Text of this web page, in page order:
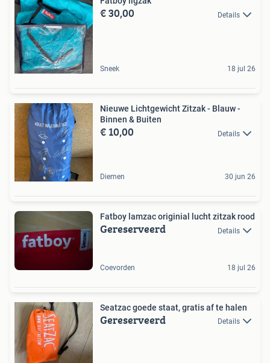
€ 30,00 Details
Sneek 18 jul 26
Nieuwe Lichtgewicht Zitzak - Blauw -
Binnen & Buiten
€ 10,00 Details
Diemen 30 jun 26
Fatboy lamzac originial lucht zitzak rood
Gereserveerd Details
Coevorden 18 jul 26
Seatzac goede staat, gratis af te halen
Gereserveerd Details